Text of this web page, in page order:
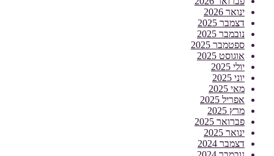
ינואר 2026
דצמבר 2025
נובמבר 2025
ספטמבר 2025
אוגוסט 2025
יולי 2025
יוני 2025
מאי 2025
אפריל 2025
מרץ 2025
פברואר 2025
ינואר 2025
דצמבר 2024